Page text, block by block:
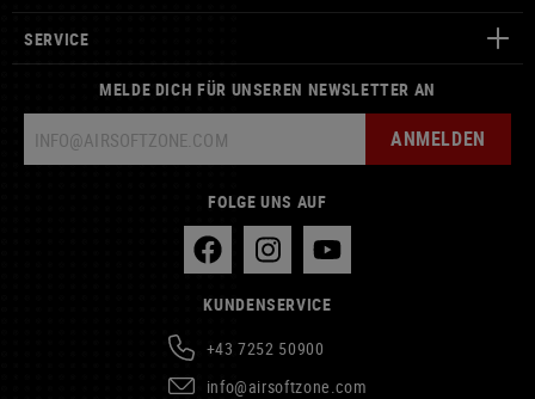
SERVICE
MELDE DICH FÜR UNSEREN NEWSLETTER AN
ANMELDEN
FOLGE UNS AUF
KUNDENSERVICE
+43 7252 50900
info@airsoftzone.com